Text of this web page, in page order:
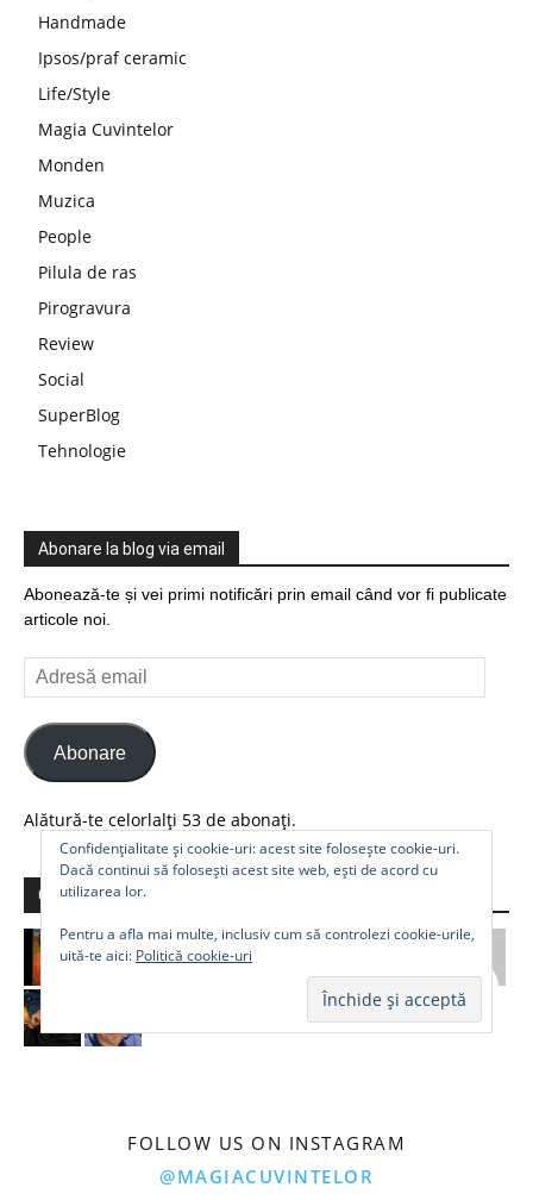
Handmade
Ipsos/praf ceramic
Life/Style
Magia Cuvintelor
Monden
Muzica
People
Pilula de ras
Pirogravura
Review
Social
SuperBlog
Tehnologie
Abonare la blog via email
Abonează-te și vei primi notificări prin email când vor fi publicate
articole noi.
Adresă
email
Abonare
Alătură-te celorlalți 53 de abonați.
Comunitate
Confidențialitate și cookie-uri: acest site folosește cookie-uri.
Dacă continui să folosești acest site web, ești de acord cu
utilizarea lor.
Pentru a afla mai multe, inclusiv cum să controlezi cookie-urile,
uită-te aici: Politică cookie-uri
FOLLOW US ON INSTAGRAM
@MAGIACUVINTELOR